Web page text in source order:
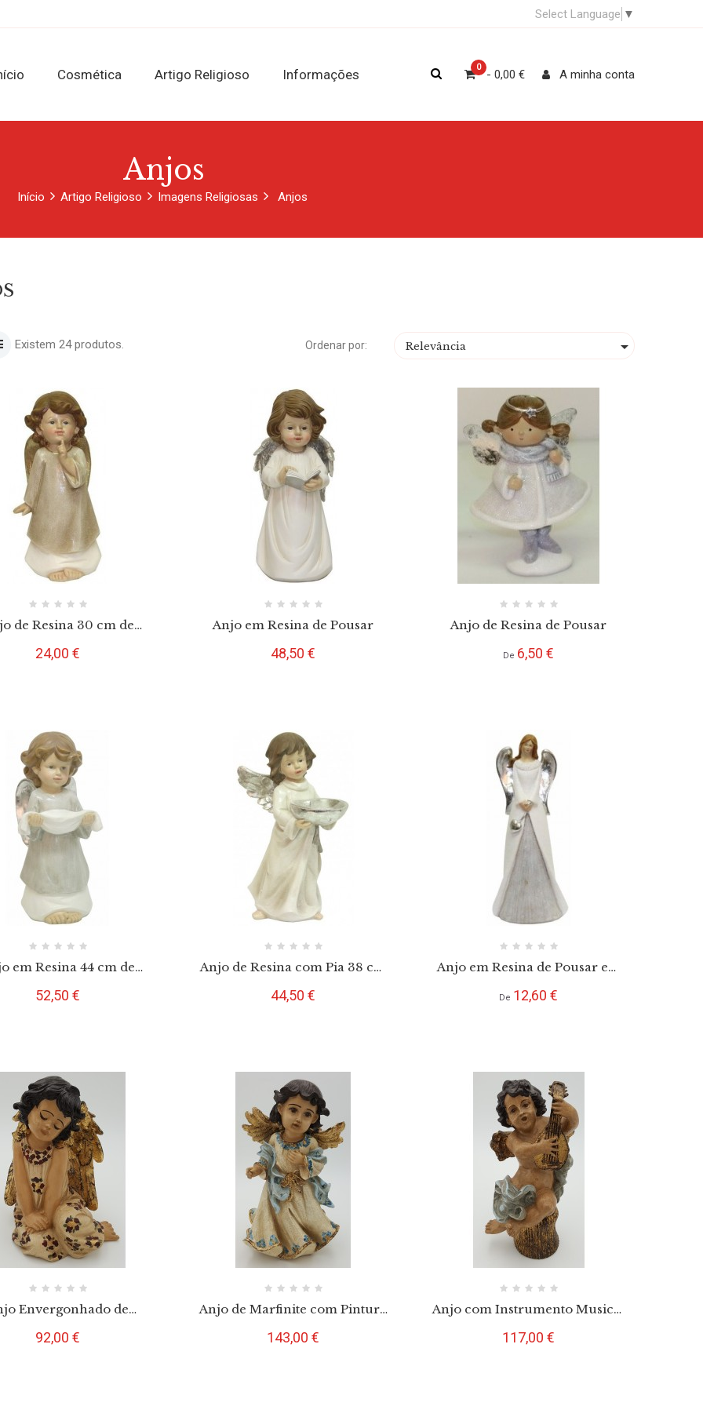
Select Language ▼
Cosmética Artigo Religioso Informações A minha conta
0
- 0,00 €
Anjos
Início Artigo Religioso Imagens Religiosas Anjos
Existem 24 produtos. Ordenar por: Relevância 
de Resina 30 cm de
Preço
24,00 €
Anjo em Resina de Pousar
Preço
48,50 €
Anjo de Resina de Pousar
De Preço
6,50 €
em Resina 44 cm de
Preço
52,50 €
Anjo de Resina com Pia 38 cm
Preço
44,50 €
Anjo em Resina de Pousar em
De Preço
12,60 €
Envergonhado de
Preço
92,00 €
Anjo de Marfinite com Pintura
Preço
143,00 €
Anjo com Instrumento Musical
D'Ouro
Preço
117,00 €